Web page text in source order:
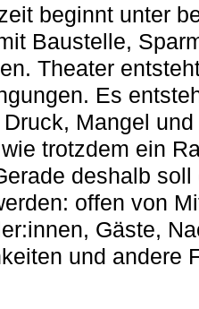
beginnt unter
Baustelle,
Theater
Es
Mangel
trotzdem ein
deshalb
offen von
Gäste,
und andere